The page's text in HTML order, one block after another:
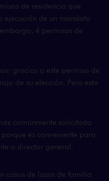
de residencia que
ejecución de un mandato
4 permisos de
gracias a este permiso de
de su elección. Pero esta
comúnmente solicitada
es conveniente para
o director general.
casos de lazos de familia